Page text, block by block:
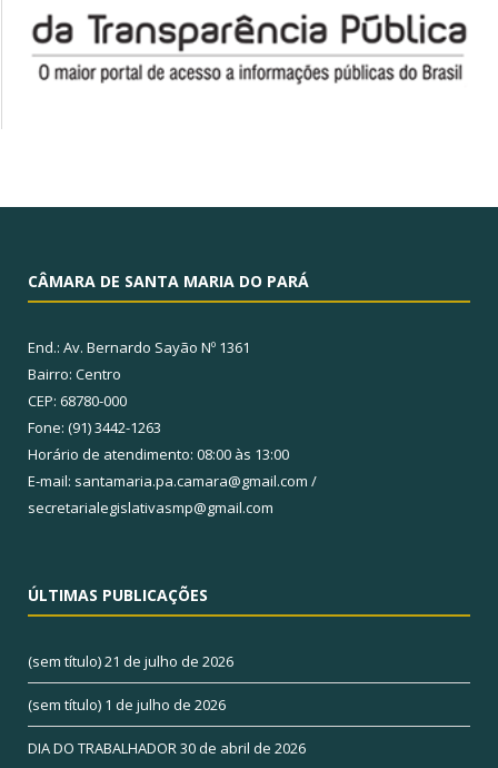
CÂMARA DE SANTA MARIA DO PARÁ
End.: Av. Bernardo Sayão Nº 1361
Bairro: Centro
CEP: 68780-000
Fone: (91) 3442-1263
Horário de atendimento: 08:00 às 13:00
E-mail: santamaria.pa.camara@gmail.com /
secretarialegislativasmp@gmail.com
ÚLTIMAS PUBLICAÇÕES
(sem título)21 de julho de 2026
(sem título) 1 de julho de 2026
DIA DO TRABALHADOR30 de abril de 2026